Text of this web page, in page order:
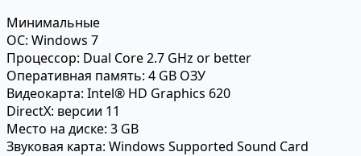
Минимальные
ОС: Windows 7
Процессор: Dual Core 2.7 GHz or better
Оперативная память: 4 GB ОЗУ
Видеокарта: Intel® HD Graphics 620
DirectX: версии 11
Место на диске: 3 GB
Звуковая карта: Windows Supported Sound Card